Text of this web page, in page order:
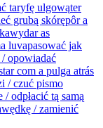
taryfę ulgowąter
grubą skórępôr a
dar as
luvapasować jak
opowiadać
com a pulga atrás
/ czuć pismo
odpłacić tą samą
/ zamienić